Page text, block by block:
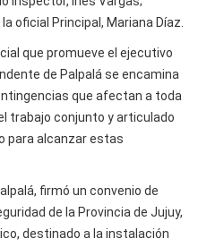
oficial Principal, Mariana Díaz.
que promueve el ejecutivo
de Palpalá se encamina
que afectan a toda
trabajo conjunto y articulado
para alcanzar estas
firmó un convenio de
de la Provincia de Jujuy,
destinado a la instalación